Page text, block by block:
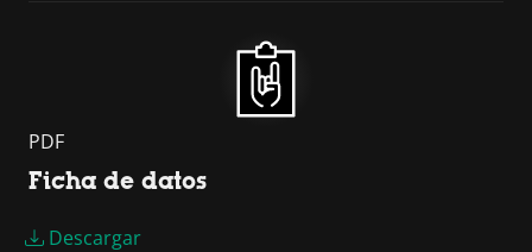
PDF
Ficha de datos
Descargar